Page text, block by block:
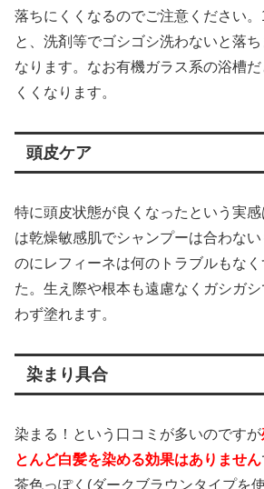
落ちにくくなるのでご注意ください。
と、洗剤等でゴシゴシ洗わないと落
なります。なお有機ガラス系の浴槽
くくなります。
頭皮ケア
特に頭皮状態が良くなったという実
は乾燥敏感肌でシャンプーは合わな
のにレフィーネは何のトラブルもな
た。生え際や根本も遠慮なくガシガ
わず塗れます。
染まり具合
染まる！という口コミが多いのですが
とんど白髪を染める効果はありません
茶色っぽく(ダークブラウンタイプを